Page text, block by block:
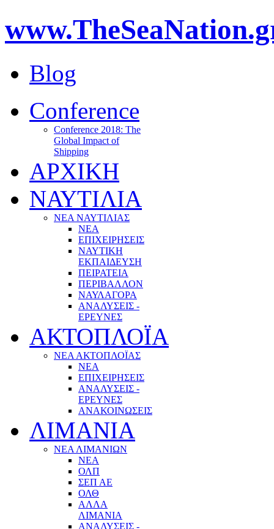
Blog
Conference
Conference 2018: The
Global Impact of
Shipping
ΑΡΧΙΚΗ
ΝΑΥΤΙΛΙΑ
ΝΕΑ ΝΑΥΤΙΛΙΑΣ
ΝΕΑ
ΕΠΙΧΕΙΡΗΣΕΙΣ
ΝΑΥΤΙΚΗ
ΕΚΠΑΙΔΕΥΣΗ
ΠΕΙΡΑΤΕΙΑ
ΠΕΡΙΒΑΛΛΟΝ
ΝΑΥΛΑΓΟΡΑ
ΑΝΑΛΥΣΕΙΣ -
ΕΡΕΥΝΕΣ
ΑΚΤΟΠΛΟΪΑ
ΝΕΑ ΑΚΤΟΠΛΟΪΑΣ
ΝΕΑ
ΕΠΙΧΕΙΡΗΣΕΙΣ
ΑΝΑΛΥΣΕΙΣ -
ΕΡΕΥΝΕΣ
ΑΝΑΚΟΙΝΩΣΕΙΣ
ΛΙΜΑΝΙΑ
ΝΕΑ ΛΙΜΑΝΙΩΝ
ΝΕΑ
ΟΛΠ
ΣΕΠ ΑΕ
ΟΛΘ
ΑΛΛΑ
ΛΙΜΑΝΙΑ
ΑΝΑΛΥΣΕΙΣ -